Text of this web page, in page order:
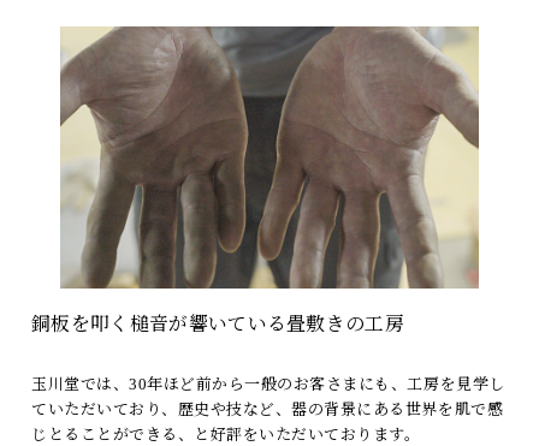
銅板を叩く槌音が響いている畳敷きの工房
玉川堂では、30年ほど前から一般のお客さまにも、工房を見学し
ていただいており、歴史や技など、器の背景にある世界を肌で感
じとることができる、と好評をいただいております。